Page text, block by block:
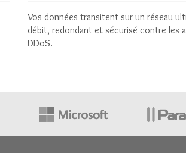
Vos données transitent sur un réseau
débit, redondant et sécurisé contre les
DDoS.